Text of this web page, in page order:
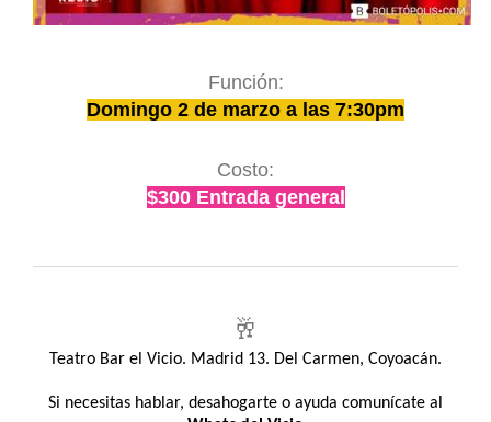
Función:
Domingo 2 de marzo a las 7:30pm
Costo:
$300 Entrada general
🥂
Teatro Bar el Vicio. Madrid 13. Del Carmen, Coyoacán.
Si necesitas hablar, desahogarte o ayuda comunícate al